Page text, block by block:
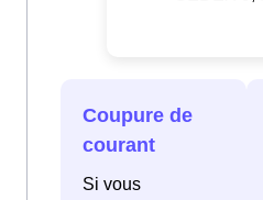
Coupure de
courant
Si vous